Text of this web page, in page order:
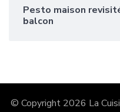
Pesto maison
balcon
© Copyright 2026 La